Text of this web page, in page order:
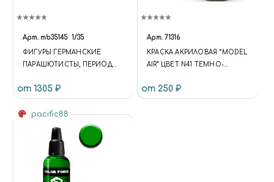
Арт. mb35145 1/35
ФИГУРЫ ГЕРМАНСКИЕ
ПАРАШЮТИСТЫ, ПЕРИОД
от 1305 ₽
Арт. 71316
КРАСКА АКРИЛОВАЯ “MODEL
AIR” ЦВЕТ N41 ТЕМНО-
МЛ
от 250 ₽
pacific88